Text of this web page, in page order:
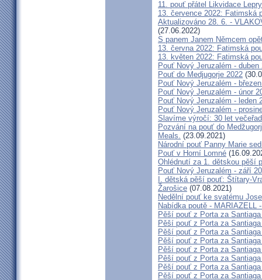
11. pouť přátel Likvidace Lepry
13. července 2022: Fatimská
Aktualizováno 28. 6. -
(27.06.2022)
S panem Janem Němcem
13. června 2022: Fatimská
13. květen 2022: Fatimská
Pouť Nový Jeruzalém - duben
Pouť do Medjugorje 2022
Pouť Nový Jeruzalém -
Pouť Nový Jeruzalém - únor
Pouť Nový Jeruzalém - leden
Pouť Nový Jeruzalém -
Slavíme výročí: 30 let
Pozvání na pouť do
Meals. (23.09.2021)
Národní pouť Panny Marie
Pouť v Horní Lomné
Ohlédnutí za 1. dětskou pěší
Pouť Nový Jeruzalém - září
I. dětská pěší pouť: Štítary-
Žarošice (07.08.2021)
Nedělní pouť ke svatému
Nabídka poutě - MARIAZELL
Pěší pouť z Porta za
Pěší pouť z Porta za
Pěší pouť z Porta za
Pěší pouť z Porta za
Pěší pouť z Porta za
Pěší pouť z Porta za
Pěší pouť z Porta za
Pěší pouť z Porta za